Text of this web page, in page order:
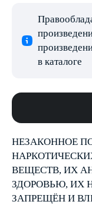
в каталоге
НЕЗАКОННОЕ
ВЕЩЕСТВ, ИХ
ЗДОРОВЬЮ, ИХ
ЗАПРЕЩЁН И